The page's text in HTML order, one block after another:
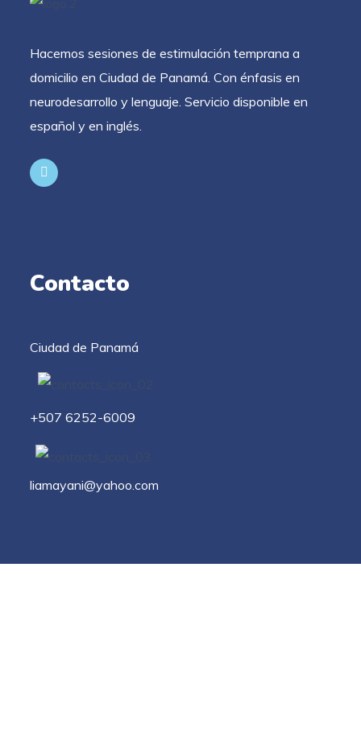
Hacemos sesiones de estimulación temprana a
domicilio en Ciudad de Panamá. Con énfasis en
neurodesarrollo y lenguaje. Servicio disponible en
español y en inglés.
Contacto
Ciudad de Panamá
+507 6252-6009
liamayani@yahoo.com